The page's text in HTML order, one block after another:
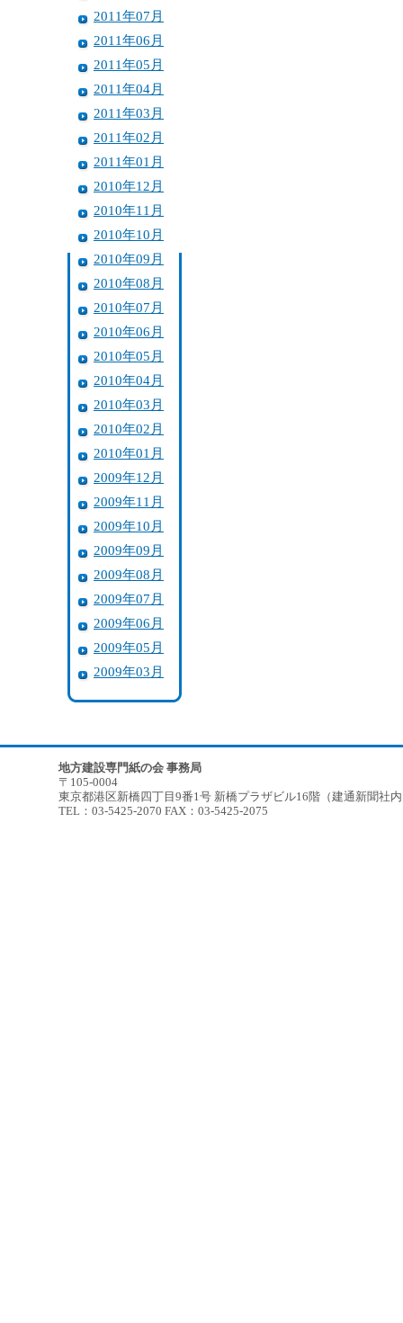
2011年07月
2011年06月
2011年05月
2011年04月
2011年03月
2011年02月
2011年01月
2010年12月
2010年11月
2010年10月
2010年09月
2010年08月
2010年07月
2010年06月
2010年05月
2010年04月
2010年03月
2010年02月
2010年01月
2009年12月
2009年11月
2009年10月
2009年09月
2009年08月
2009年07月
2009年06月
2009年05月
2009年03月
地方建設専門紙の会 事務局
〒105-0004
東京都港区新橋四丁目9番1号 新橋プラザビル16階（建通新聞社
TEL：03-5425-2070 FAX：03-5425-2075